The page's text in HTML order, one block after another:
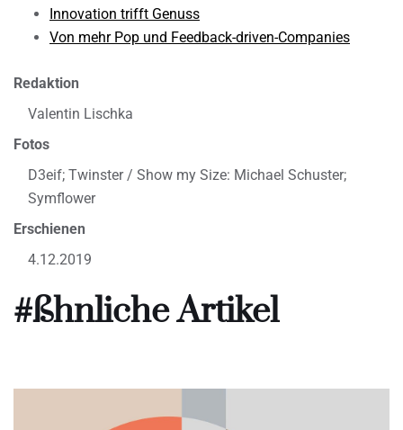
Innovation trifft Genuss
Von mehr Pop und Feedback-driven-Companies
Redaktion
Valentin Lischka
Fotos
D3eif; Twinster / Show my Size: Michael Schuster;
Symflower
Erschienen
4.12.2019
#ßhnliche Artikel